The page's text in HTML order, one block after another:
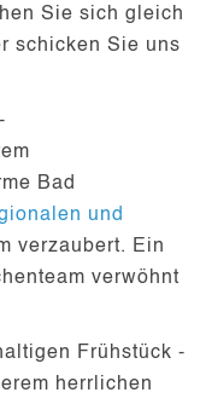
Sie sich gleich
schicken Sie uns
Bad
und
verzaubert. Ein
verwöhnt
Frühstück -
herrlichen